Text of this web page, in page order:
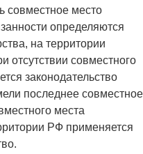
совместное место
определяются
на территории
отсутствии совместного
законодательство
последнее совместное
места
РФ применяется